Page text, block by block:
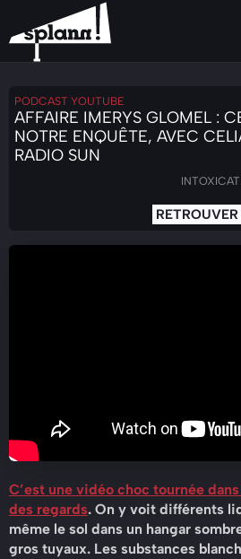
PODCAST YOUTUBE
AFFAIRE IMERYS GLOMEL :
NOTRE ENQUÊTE, AVEC
RADIO SUN
C’est une vidéo choc tournée
des regards. On y voit différents
même le sol dans un hangar
gros tuyaux. Les substances